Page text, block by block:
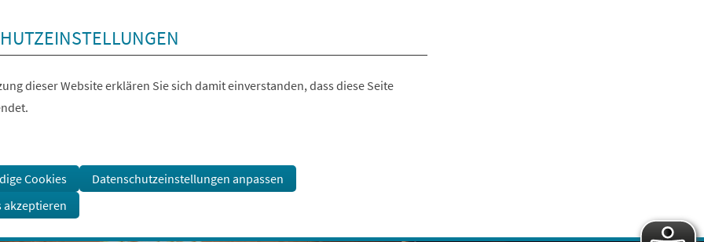
dieser Website erklären Sie sich damit einverstanden, dass diese Seite
Cookies
Datenschutzeinstellungen anpassen
akzeptieren